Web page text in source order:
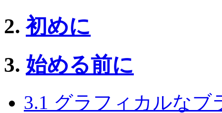
2. 初めに
3. 始める前に
3.1 グラフィカルなブ